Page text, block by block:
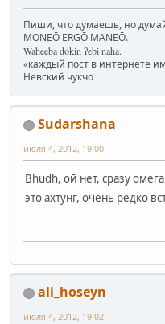
Пиши, что думаешь, но
MONEŌ ERGŌ MANEŌ.
Waheeba dokin ʔebi naha.
«каждый пост в интернете
Невский чукчо
Sudarshana
июля 4, 2012, 19:00
Bhudh, ой нет, сразу
это ахтунг, очень редко
ali_hoseyn
июля 4, 2012, 19:02